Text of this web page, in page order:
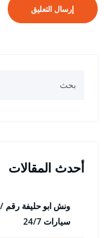
أحدث المقالات
سيارات 24/7